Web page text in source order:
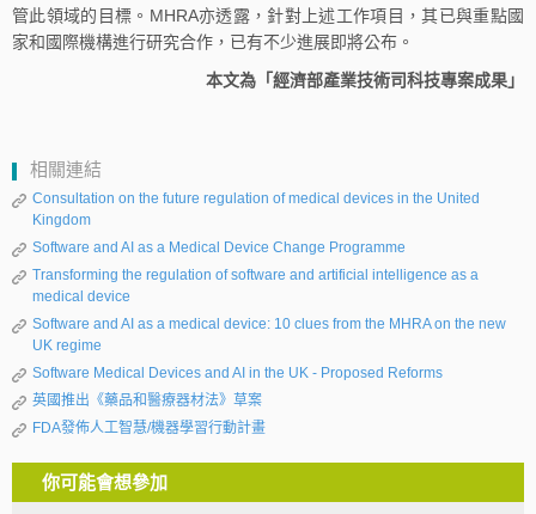
管此領域的目標。MHRA亦透露，針對上述工作項目，其已與重點國
家和國際機構進行研究合作，已有不少進展即將公布。
本文為「經濟部產業技術司科技專案成果」
相關連結
Consultation on the future regulation of medical devices in the United
Kingdom
Software and AI as a Medical Device Change Programme
Transforming the regulation of software and artificial intelligence as a
medical device
Software and AI as a medical device: 10 clues from the MHRA on the new
UK regime
Software Medical Devices and AI in the UK - Proposed Reforms
英國推出《藥品和醫療器材法》草案
FDA發佈人工智慧/機器學習行動計畫
你可能會想參加